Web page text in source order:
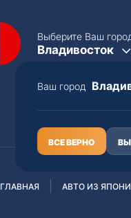
Выберите Ваш
Владивосток
Ваш город
ВСЕ ВЕРНО
Полная пошлина
ГЛАВНАЯ АВТО ИЗ